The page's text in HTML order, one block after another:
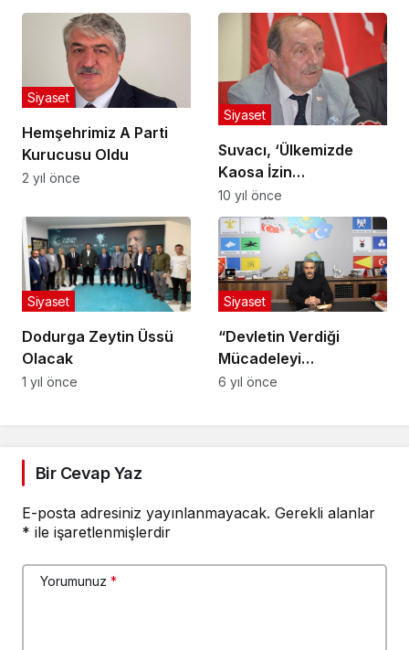
Hemşehrimiz A Parti
Kurucusu Oldu
Siyaset
2 yıl önce
Suvacı, ‘Ülkemizde
Kaosa İzin
Vermeyeceğiz’
Siyaset
10 yıl önce
Dodurga Zeytin Üssü
Olacak
Siyaset
1 yıl önce
“Devletin Verdiği
Mücadeleyi
Özümsemeliyiz”
Siyaset
6 yıl önce
Bir Cevap Yaz
E-posta adresiniz yayınlanmayacak. Gerekli alanlar
* ile işaretlenmişlerdir
Yorumunuz *